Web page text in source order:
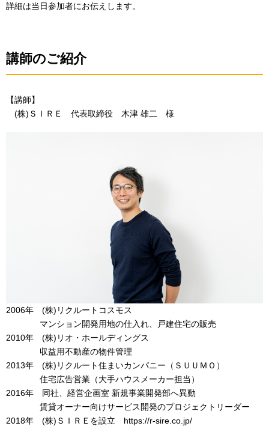
詳細は当日参加者にお伝えします。
講師のご紹介
【講師】
(株)ＳＩＲＥ 代表取締役 木津 雄二 様
2006年 (株)リクルートコスモス
マンション開発用地の仕入れ、戸建住宅の販売
2010年 (株)リオ・ホールディングス
収益用不動産の物件管理
2013年 (株)リクルート住まいカンパニー（ＳＵＵＭＯ）
住宅広告営業（大手ハウスメーカー担当）
2016年 同社、経営企画室 新規事業開発部へ異動
賃貸オーナー向けサービス開発のプロジェクトリーダー
2018年 (株)ＳＩＲＥを設立 https://r-sire.co.jp/